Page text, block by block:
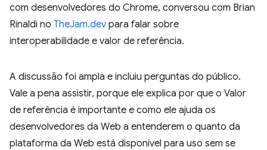
com desenvolvedores do Chrome, conversou com Brian
Rinaldi no TheJam.dev para falar sobre
interoperabilidade e valor de referência.
A discussão foi ampla e incluiu perguntas do público.
Vale a pena assistir, porque ele explica por que o Valor
de referência é importante e como ele ajuda os
desenvolvedores da Web a entenderem o quanto da
plataforma da Web está disponível para uso sem se